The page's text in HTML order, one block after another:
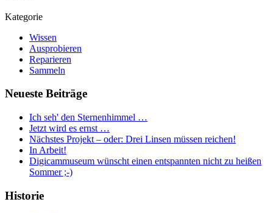
Kategorie
Wissen
Ausprobieren
Reparieren
Sammeln
Neueste Beiträge
Ich seh' den Sternenhimmel …
Jetzt wird es ernst …
Nächstes Projekt – oder: Drei Linsen müssen reichen!
In Arbeit!
Digicammuseum wünscht einen entspannten nicht zu heißen
Sommer ;-)
Historie